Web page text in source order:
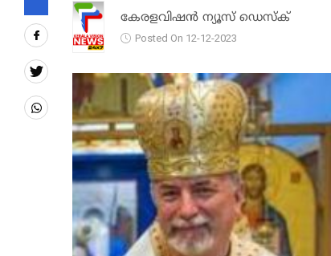
കേരളവിഷൻ ന്യൂസ് ഡെസ്‌ക്
Posted On 12-12-2023